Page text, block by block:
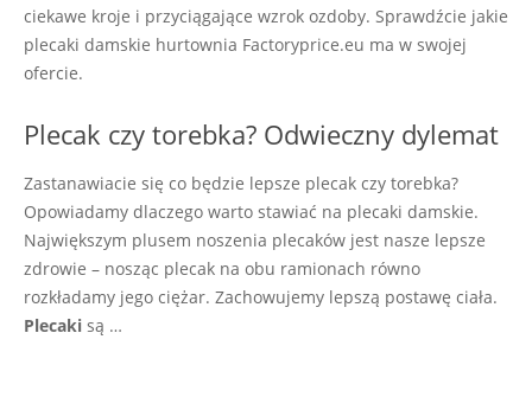
ciekawe kroje i przyciągające wzrok ozdoby. Sprawdźcie jakie
plecaki damskie hurtownia Factoryprice.eu ma w swojej
ofercie.
Plecak czy torebka? Odwieczny dylemat
Zastanawiacie się co będzie lepsze plecak czy torebka?
Opowiadamy dlaczego warto stawiać na plecaki damskie.
Największym plusem noszenia plecaków jest nasze lepsze
zdrowie – nosząc plecak na obu ramionach równo
rozkładamy jego ciężar. Zachowujemy lepszą postawę ciała.
Plecaki są …